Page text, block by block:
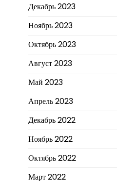
Декабрь 2023
Ноябрь 2023
Октябрь 2023
Август 2023
Май 2023
Апрель 2023
Декабрь 2022
Ноябрь 2022
Октябрь 2022
Март 2022